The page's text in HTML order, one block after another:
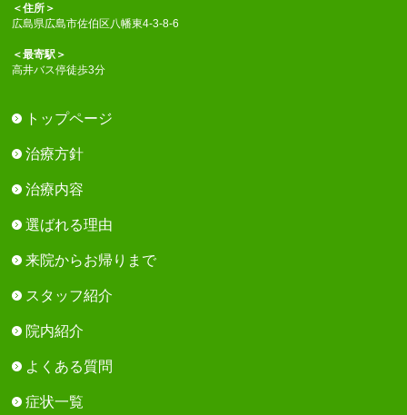
＜住所＞
広島県広島市佐伯区八幡東4-3-8-6
＜最寄駅＞
高井バス停徒歩3分
トップページ
治療方針
治療内容
選ばれる理由
来院からお帰りまで
スタッフ紹介
院内紹介
よくある質問
症状一覧